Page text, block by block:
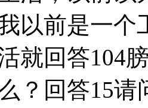
以前是一个
就回答104
？回答15